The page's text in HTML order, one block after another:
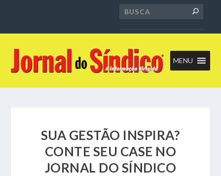
MENU
SUA GESTÃO INSPIRA?
CONTE SEU CASE NO
JORNAL DO SÍNDICO